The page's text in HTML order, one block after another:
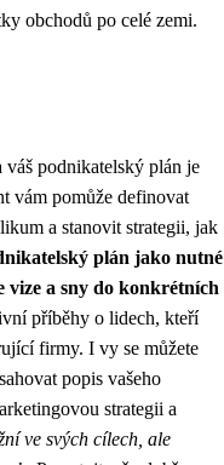
obchodů po celé zemi.
podnikatelský plán je
vám pomůže definovat
a stanovit strategii, jak
plán jako nutné
vize a sny do konkrétních
příběhy o lidech, kteří
firmy. I vy se můžete
popis vašeho
strategii a
ve svých cílech, ale